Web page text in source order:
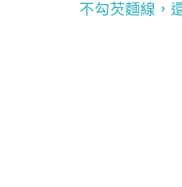
不勾芡麵線，